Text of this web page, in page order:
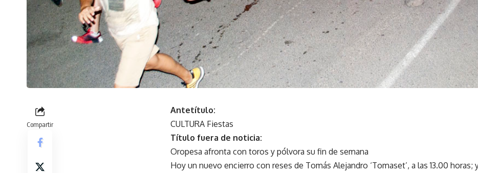
Compartir
Antetítulo:
CULTURA Fiestas
Título fuera de noticia:
Oropesa afronta con toros y pólvora su fin de semana
Hoy un nuevo encierro con reses de Tomás Alejandro ‘Tomaset’, a las 13.00 horas;